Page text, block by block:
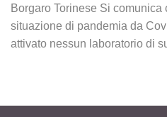
Attività
La Rete
Borgaro Torinese Si comunica
situazione di pandemia da
attivato nessun laboratorio di